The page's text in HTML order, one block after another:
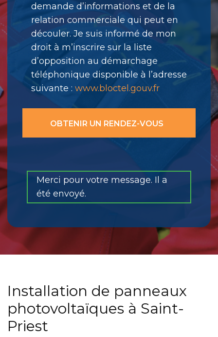
demande d’informations et de la
relation commerciale qui peut en
découler. Je suis informé de mon
droit à m’inscrire sur la liste
d’opposition au démarchage
téléphonique disponible à l’adresse
suivante : www.bloctel.gouv.fr
Merci pour votre message. Il a
été envoyé.
Installation de panneaux
photovoltaïques à Saint-
Priest